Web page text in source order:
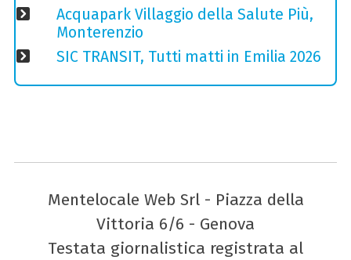
Acquapark Villaggio della Salute Più,
Monterenzio
SIC TRANSIT, Tutti matti in Emilia 2026
Mentelocale Web Srl - Piazza della
Vittoria 6/6 - Genova
Testata giornalistica registrata al